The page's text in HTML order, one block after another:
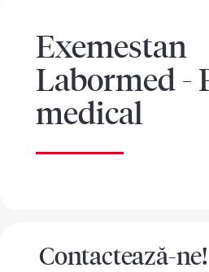
Exemestan
Labormed -
medical
Contactează-ne!